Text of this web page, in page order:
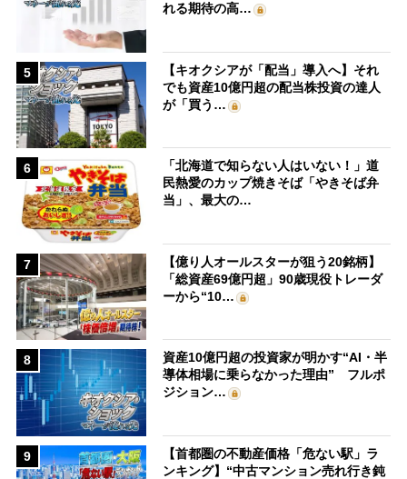
れる期待の高…
5
【キオクシアが「配当」導入へ】それ
でも資産10億円超の配当株投資の達人
が「買う…
6
「北海道で知らない人はいない！」道
民熱愛のカップ焼きそば「やきそば弁
当」、最大の…
7
【億り人オールスターが狙う20銘柄】
「総資産69億円超」90歳現役トレーダ
ーから“10…
8
資産10億円超の投資家が明かす“AI・半
導体相場に乗らなかった理由” フルポ
ジション…
9
【首都圏の不動産価格「危ない駅」ラ
ンキング】“中古マンション売れ行き鈍